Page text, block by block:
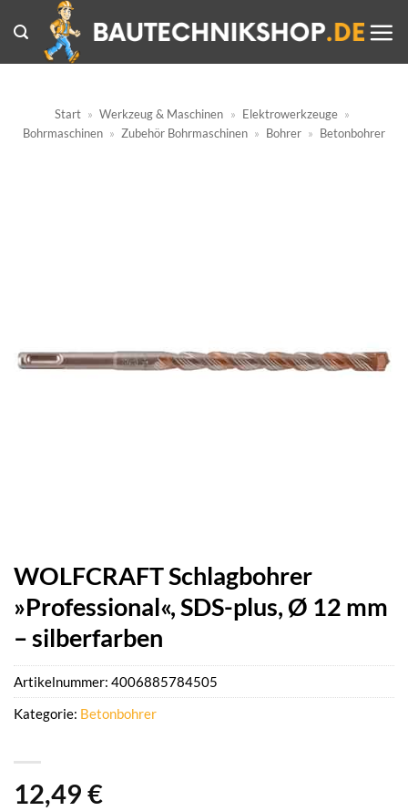
Inhalt
springen
Start » Werkzeug & Maschinen » Elektrowerkzeuge »
Bohrmaschinen » Zubehör Bohrmaschinen » Bohrer » Betonbohrer
WOLFCRAFT Schlagbohrer
»Professional«, SDS-plus, Ø 12 mm
– silberfarben
12,49 €
Artikelnummer: 4006885784505
Kategorie: Betonbohrer